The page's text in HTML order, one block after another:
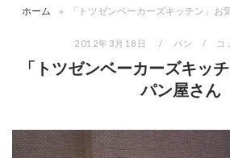
ホーム » 「トツゼンベーカーズキッチン」お
2012年3月18日 パン コ
「トツゼンベーカーズキッ
パン屋さん